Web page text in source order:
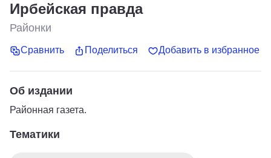
Ирбейская правда
Районки
Сравнить Поделиться Добавить в избранное
Об издании
Районная газета.
Тематики